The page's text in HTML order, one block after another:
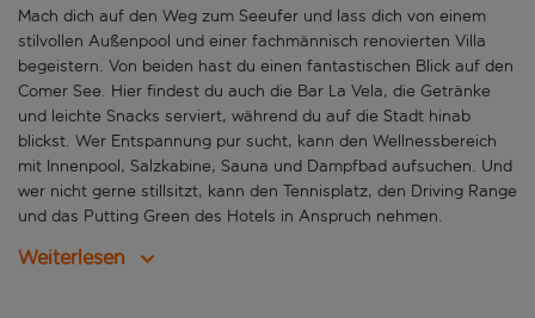
Mach dich auf den Weg zum Seeufer und lass dich von einem
stilvollen Außenpool und einer fachmännisch renovierten Villa
begeistern. Von beiden hast du einen fantastischen Blick auf den
Comer See. Hier findest du auch die Bar La Vela, die Getränke
und leichte Snacks serviert, während du auf die Stadt hinab
blickst. Wer Entspannung pur sucht, kann den Wellnessbereich
mit Innenpool, Salzkabine, Sauna und Dampfbad aufsuchen. Und
wer nicht gerne stillsitzt, kann den Tennisplatz, den Driving Range
und das Putting Green des Hotels in Anspruch nehmen.
Weiterlesen